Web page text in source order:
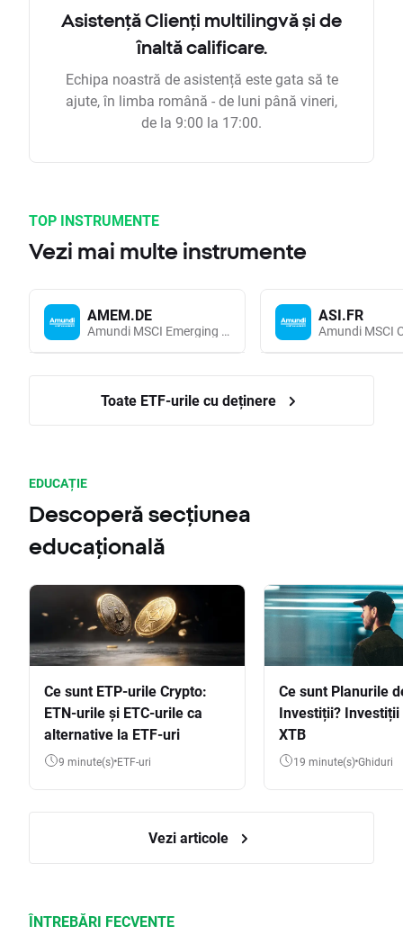
Asistență Clienți multilingvă și de
înaltă calificare.
Echipa noastră de asistență este gata să te
ajute, în limba română - de luni până vineri,
de la 9:00 la 17:00.
TOP INSTRUMENTE
Vezi mai multe instrumente
AMEM.DE
Amundi MSCI Emerging Markets UCITS (Acc EUR)
ASI.FR
Toate ETF-urile cu deținere
EDUCAȚIE
Descoperă secțiunea
educațională
Ce sunt ETP-urile Crypto:
ETN-urile și ETC-urile ca
alternative la ETF-uri
9 minute(s) ETF-uri
Ce sunt Planurile
Investiții? Investiții
XTB
19 minute(s) Ghiduri
Vezi articole
ÎNTREBĂRI FECVENTE